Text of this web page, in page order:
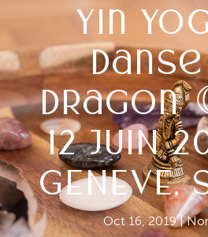
Yin
dragon
12 JUIN
GENEVE,
Oct 16, 2019|